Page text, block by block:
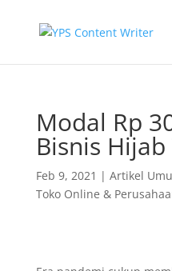
Modal Rp
Bisnis
Feb 9, 2021 | Artikel
Toko Online &